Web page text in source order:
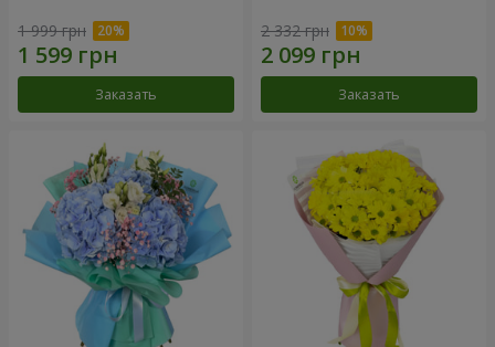
1 999 грн
Заказать
2 332 грн
Заказать